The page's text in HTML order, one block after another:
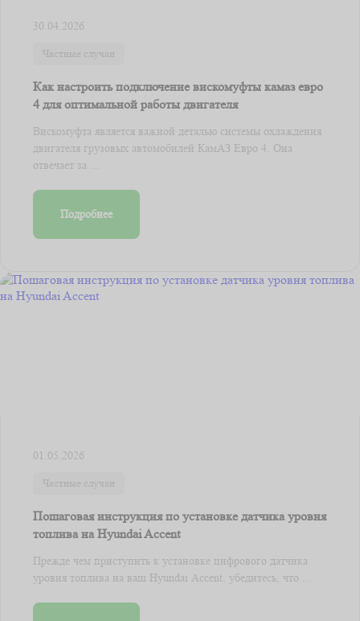
30.04.2026
Частные случаи
Как настроить подключение вискомуфты камаз евро
4 для оптимальной работы двигателя
Вискомуфта является важной деталью системы охлаждения
двигателя грузовых автомобилей КамАЗ Евро 4. Она
отвечает за ...
Подробнее
01.05.2026
Частные случаи
Пошаговая инструкция по установке датчика уровня
топлива на Hyundai Accent
Прежде чем приступить к установке цифрового датчика
уровня топлива на ваш Hyundai Accent, убедитесь, что ...